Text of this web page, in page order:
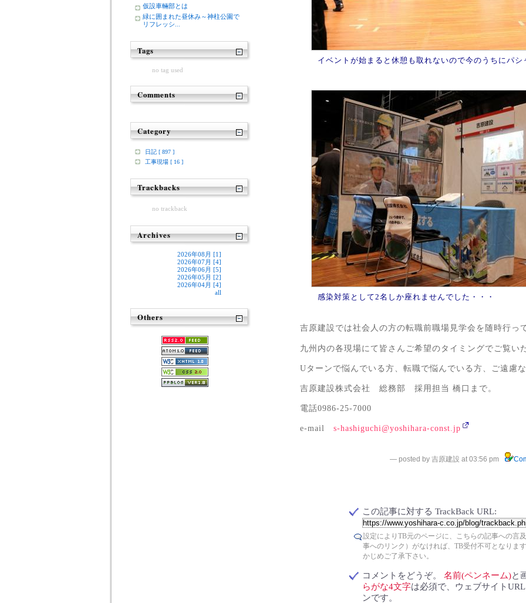
イベントが始まると休憩も取れないので今のうちにパシ
感染対策として2名しか座れませんでした・・・
吉原建設では社会人の方の転職前職場見学会を随時行っ
九州内の各現場にて皆さんご希望のタイミングでご覧い
Uターンで悩んでいる方、転職で悩んでいる方、ご遠慮
吉原建設株式会社 総務部 採用担当 橋口まで。
電話0986-25-7000
e-mails-hashiguchi@yoshihara-const.jp
— posted by 吉原建設 at 03:56 pm
この記事に対する TrackBack URL:
設定によりTB元のページに、こちらの記事への言
事へのリンク）がなければ、TB受付不可となりま
かじめご了承下さい。
コメントをどうぞ。 名前(ペンネーム)と
らがな4文字は必須で、ウェブサイト
ンです。
仮設車輛部とは
緑に囲まれた昼休み～神柱公園で
リフレッシ...
Tags
no tag used
Comments
Category
日記 [ 897 ]
工事現場 [ 16 ]
Trackbacks
no trackback
Archives
2026年08月 [1]
2026年07月 [4]
2026年06月 [5]
2026年05月 [2]
2026年04月 [4]
all
Others